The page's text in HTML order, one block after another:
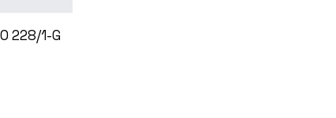
228/1-G